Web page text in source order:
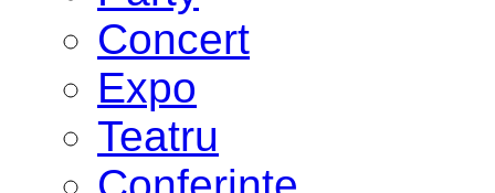
Concert
Expo
Teatru